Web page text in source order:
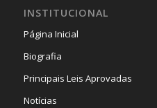
INSTITUCIONAL
Página Inicial
Biografia
Principais Leis Aprovadas
Notícias